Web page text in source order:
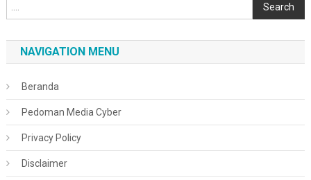
Search
NAVIGATION MENU
Beranda
Pedoman Media Cyber
Privacy Policy
Disclaimer